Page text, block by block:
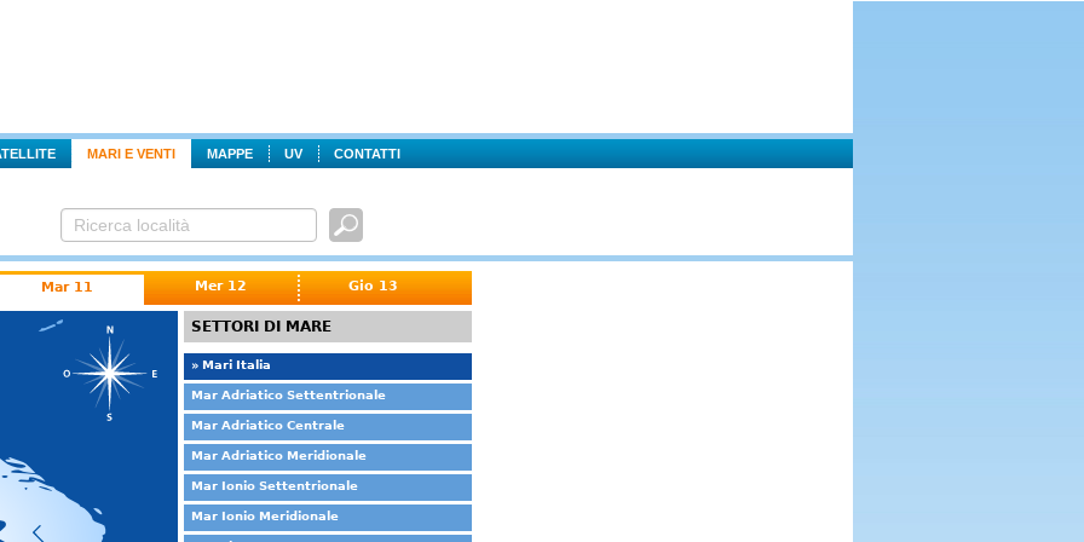
MARI E VENTI MAPPE UV CONTATTI
Mar 11 Mer 12 Gio 13
SETTORI DI MARE
» Mari Italia
Mar Adriatico Settentrionale
Mar Adriatico Centrale
Mar Adriatico Meridionale
Mar Ionio Settentrionale
Mar Ionio Meridionale